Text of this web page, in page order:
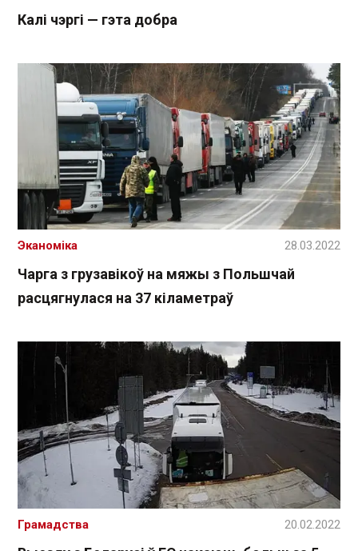
Калі чэргі — гэта добра
Чарга з грузавікоў на мяжы з Польшчай
расцягнулася на 37 кіламетраў
Эканоміка 28.03.2022
Грамадства 20.02.2022